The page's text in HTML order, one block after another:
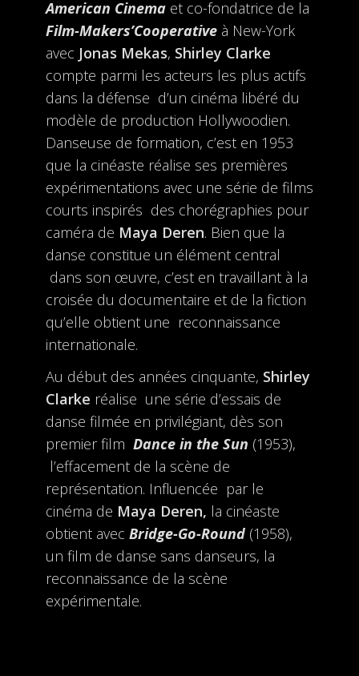
American Cinemaet co-fondatrice de la
Film-Makers’Cooperativeà New-York
avec Jonas Mekas, Shirley Clarke
compte parmi les acteurs les plus actifs
dans la défense d’un cinéma libéré du
modèle de production Hollywoodien.
Danseuse de formation, c’est en 1953
que la cinéaste réalise ses premières
expérimentations avec une série de films
courts inspirés des chorégraphies pour
caméra de Maya Deren. Bien que la
danse constitue un élément central
dans son œuvre, c’est en travaillant à la
croisée du documentaire et de la fiction
qu’elle obtient une reconnaissance
internationale.
Au début des années cinquante, Shirley
Clarke réalise une série d’essais de
danse filmée en privilégiant, dès son
premier film Dance in the Sun (1953),
l’effacement de la scène de
représentation. Influencée par le
cinéma de Maya Deren, la cinéaste
obtient avec Bridge-Go-Round (1958),
un film de danse sans danseurs, la
reconnaissance de la scène
expérimentale.